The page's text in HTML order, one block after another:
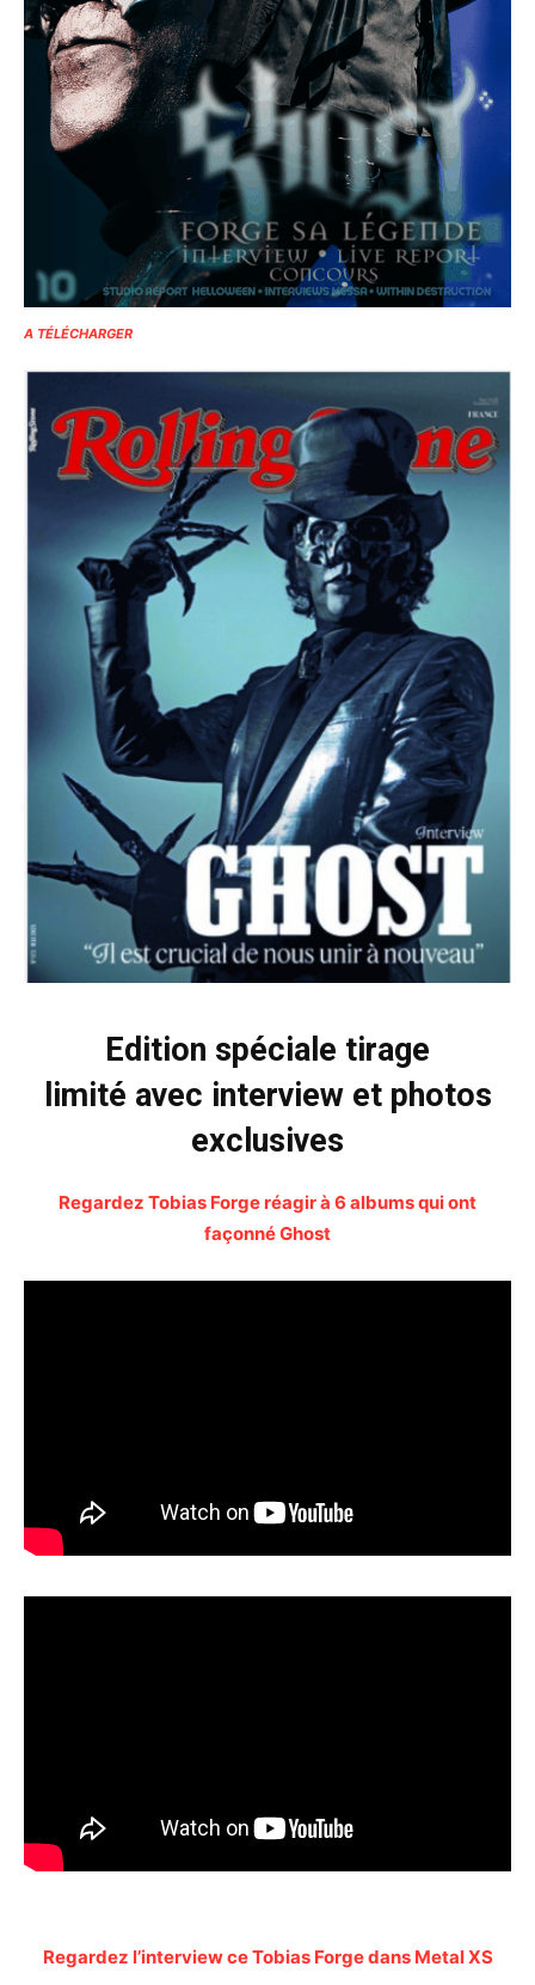
A TÉLÉCHARGER
Edition spéciale tirage
limité avec interview et photos
exclusives
Regardez Tobias Forge réagir à 6 albums qui ont
façonné Ghost
Regardez l’interview ce Tobias Forge dans Metal XS